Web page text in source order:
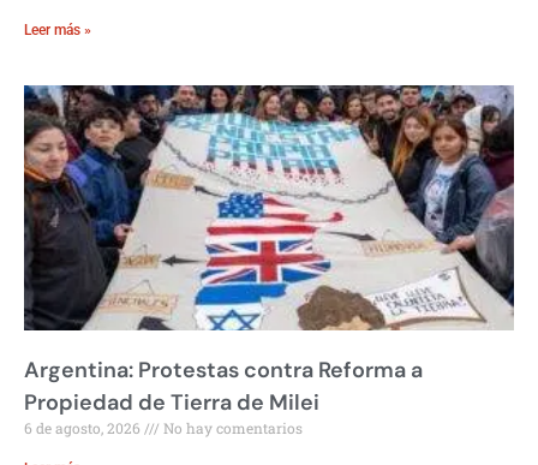
Leer más »
Argentina: Protestas contra Reforma a
Propiedad de Tierra de Milei
6 de agosto, 2026 No hay comentarios